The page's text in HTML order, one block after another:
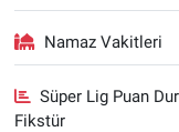
Namaz Vakitleri
Süper Lig Puan
Fikstür